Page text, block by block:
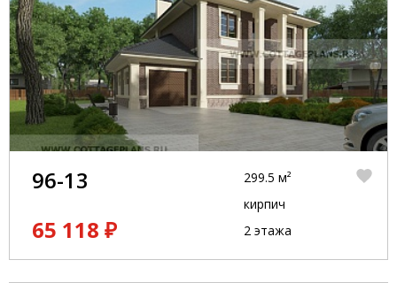
96-13
65 118 ₽
299.5 м²
кирпич
2 этажа